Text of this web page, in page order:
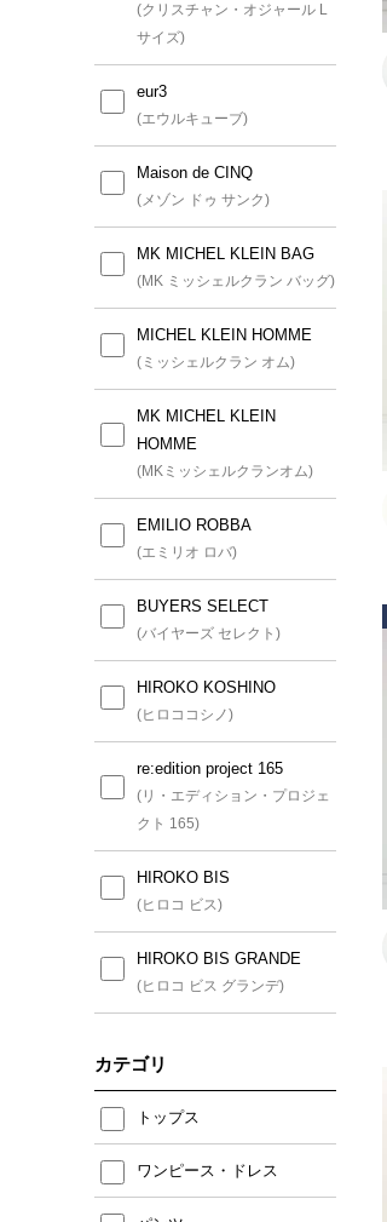
(クリスチャン・オジャール L
サイズ)
eur3
(エウルキューブ)
Maison de CINQ
(メゾン ドゥ サンク)
MK MICHEL KLEIN BAG
(MK ミッシェルクラン バッグ)
MICHEL KLEIN HOMME
(ミッシェルクラン オム)
MK MICHEL KLEIN
HOMME
(MKミッシェルクランオム)
EMILIO ROBBA
(エミリオ ロバ)
BUYERS SELECT
(バイヤーズ セレクト)
HIROKO KOSHINO
(ヒロココシノ)
re:edition project 165
(リ・エディション・プロジェ
クト 165)
HIROKO BIS
(ヒロコ ビス)
HIROKO BIS GRANDE
(ヒロコ ビス グランデ)
カテゴリ
トップス
ワンピース・ドレス